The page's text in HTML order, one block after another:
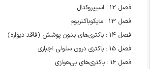
فصل 12 : اسپیروکتال
فصل 13 : مایکوباکتریوم
فصل 14 : باکتری‌های بدون پوشش (فاقد دیواره)
فصل 15 : باکتری درون سلولی اجباری
فصل 16 : باکتری‌های بی‌هوازی